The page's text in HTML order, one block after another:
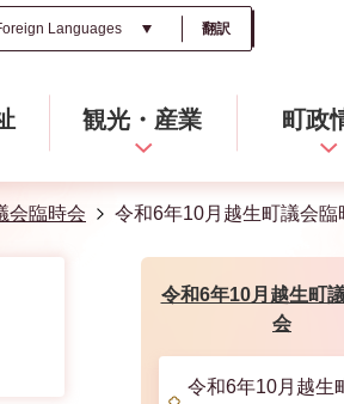
翻訳
観光・産業 町政
会臨時会 令和6年10月越生町議会臨
令和6年10月越生町
会
令和6年10月越生